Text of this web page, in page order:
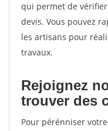
qui permet de
devis. Vous pouvez
les artisans pour
travaux.
Rejoignez
trouver des
Pour pérénniser